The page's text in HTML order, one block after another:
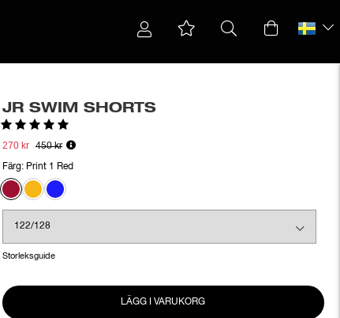
JR SWIM SHORTS
Betyg:
270 kr 450 kr
Färg: Print 1 Red
Storleksguide
LÄGG I VARUKORG